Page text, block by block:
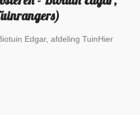
Edgar, afdeling TuinHier